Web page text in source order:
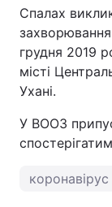
Спалах
захворювання
грудня 2019
місті
Ухані.
У ВООЗ
коронавірус